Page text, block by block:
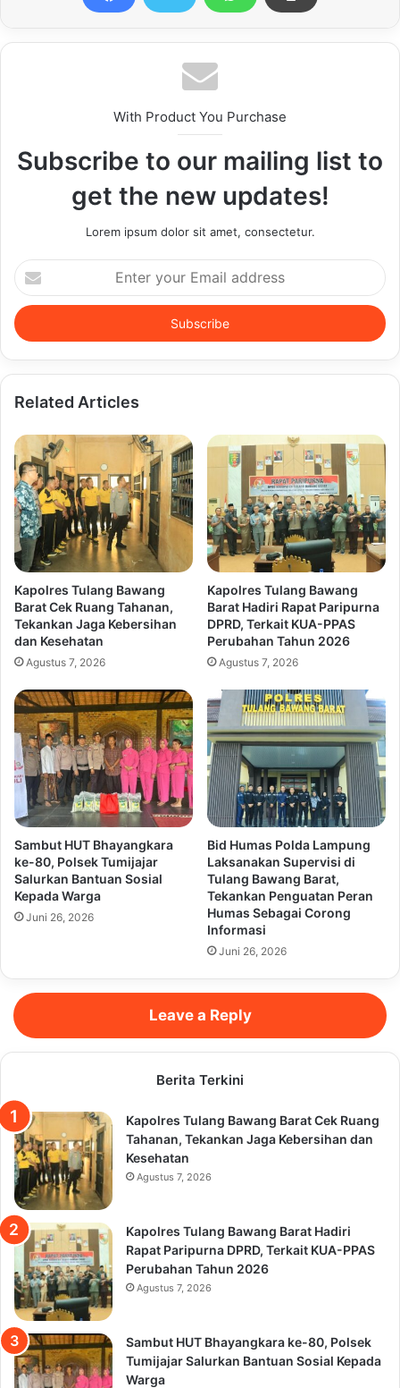
With Product You Purchase
Subscribe to our mailing list to
get the new updates!
Lorem ipsum dolor sit amet, consectetur.
Enter
your
Email
address
Related Articles
Kapolres Tulang Bawang
Barat Cek Ruang Tahanan,
Tekankan Jaga Kebersihan
dan Kesehatan
Agustus 7, 2026
Kapolres Tulang Bawang
Barat Hadiri Rapat Paripurna
DPRD, Terkait KUA-PPAS
Perubahan Tahun 2026
Agustus 7, 2026
Sambut HUT Bhayangkara
ke-80, Polsek Tumijajar
Salurkan Bantuan Sosial
Kepada Warga
Juni 26, 2026
Bid Humas Polda Lampung
Laksanakan Supervisi di
Tulang Bawang Barat,
Tekankan Penguatan Peran
Humas Sebagai Corong
Informasi
Juni 26, 2026
Leave a Reply
Berita Terkini
Kapolres Tulang Bawang Barat Cek Ruang
Tahanan, Tekankan Jaga Kebersihan dan
Kesehatan
Agustus 7, 2026
Kapolres Tulang Bawang Barat Hadiri
Rapat Paripurna DPRD, Terkait KUA-PPAS
Perubahan Tahun 2026
Agustus 7, 2026
Sambut HUT Bhayangkara ke-80, Polsek
Tumijajar Salurkan Bantuan Sosial Kepada
Warga